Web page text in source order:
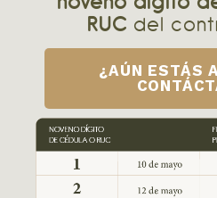
RUC del
¿AÚN ESTÁS